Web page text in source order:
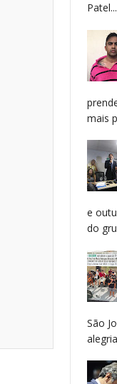
Patel...
mais
e
do
São